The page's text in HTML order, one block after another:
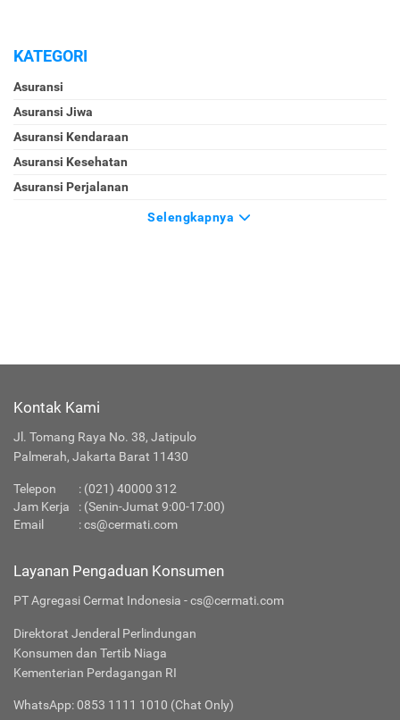
KATEGORI
Asuransi
Asuransi Jiwa
Asuransi Kendaraan
Asuransi Kesehatan
Asuransi Perjalanan
Selengkapnya
Kontak Kami
Jl. Tomang Raya No. 38, Jatipulo
Palmerah, Jakarta Barat 11430
Telepon : (021) 40000 312
Jam Kerja
: (Senin-Jumat 9:00-17:00)
Email
:cs@cermati.com
Layanan Pengaduan Konsumen
PT Agregasi Cermat Indonesia - cs@cermati.com
Direktorat Jenderal Perlindungan
Konsumen dan Tertib Niaga
Kementerian Perdagangan RI
WhatsApp: 0853 1111 1010 (Chat Only)